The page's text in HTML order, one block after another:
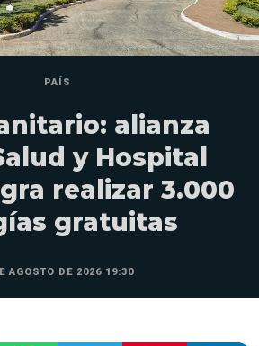
PAÍS
alianza
y Hospital
realizar 3.000
gratuitas
AGOSTO DE 2026 19:30